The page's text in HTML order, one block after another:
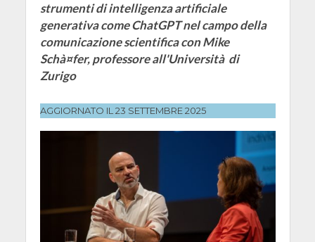
strumenti di intelligenza artificiale
generativa come ChatGPT nel campo della
comunicazione scientifica con Mike
Schà¤fer, professore all'Università di
Zurigo
AGGIORNATO IL 23 SETTEMBRE 2025